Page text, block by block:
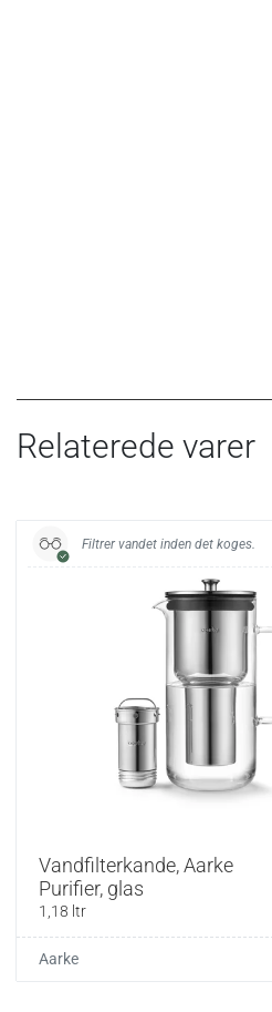
Relaterede varer
Filtrer vandet inden det koges.
Vandfilterkande, Aarke
Purifier, glas
1,18 ltr
Aarke